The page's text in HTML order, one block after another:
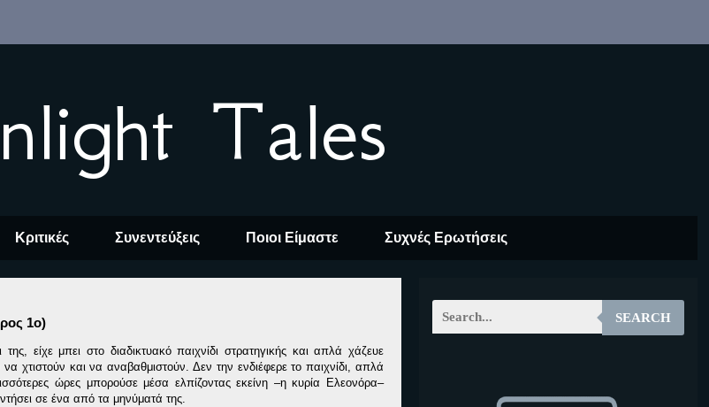
Tales
Κριτικές Συνεντεύξεις Ποιοι Είμαστε Συχνές Ερωτήσεις
1ο)
είχε μπει στο διαδικτυακό παιχνίδι στρατηγικής και απλά χάζευε
να χτιστούν και να αναβαθμιστούν. Δεν την ενδιέφερε το παιχνίδι, απλά
ώρες μπορούσε μέσα ελπίζοντας εκείνη –η κυρία Ελεονόρα–
σε ένα από τα μηνύματά της.
SEARCH